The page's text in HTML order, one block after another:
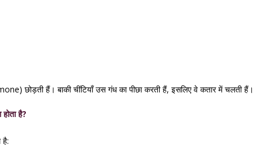
छोड़ती हैं। बाकी चींटियाँ उस गंध का पीछा करती हैं, इसलिए वे कतार में चलती हैं।
है?
है: